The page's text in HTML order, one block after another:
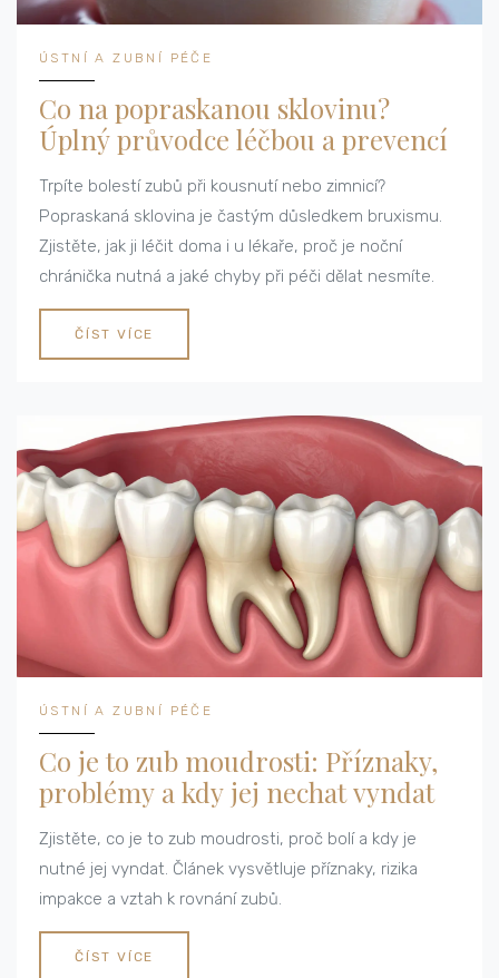
ÚSTNÍ A ZUBNÍ PÉČE
Co na popraskanou sklovinu?
Úplný průvodce léčbou a prevencí
Trpíte bolestí zubů při kousnutí nebo zimnicí?
Popraskaná sklovina je častým důsledkem bruxismu.
Zjistěte, jak ji léčit doma i u lékaře, proč je noční
chránička nutná a jaké chyby při péči dělat nesmíte.
ČÍST VÍCE
ÚSTNÍ A ZUBNÍ PÉČE
Co je to zub moudrosti: Příznaky,
problémy a kdy jej nechat vyndat
Zjistěte, co je to zub moudrosti, proč bolí a kdy je
nutné jej vyndat. Článek vysvětluje příznaky, rizika
impakce a vztah k rovnání zubů.
ČÍST VÍCE